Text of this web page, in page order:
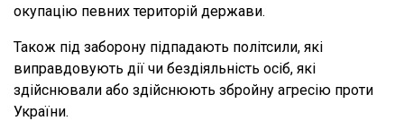
окупацію певних територій держави.
Також під заборону підпадають політсили, які
виправдовують дії чи бездіяльність осіб, які
здійснювали або здійснюють збройну агресію проти
України.